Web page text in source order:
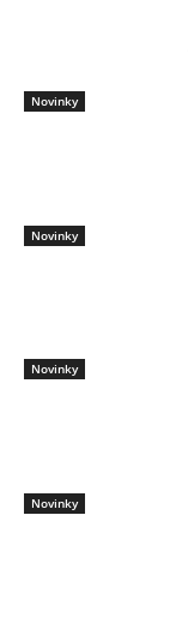
Novinky
Novinky
Novinky
Novinky